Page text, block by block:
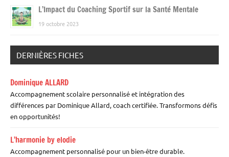
L’Impact du Coaching Sportif sur la Santé Mentale
19 octobre 2023
DERNIÈRES FICHES
Dominique ALLARD
Accompagnement scolaire personnalisé et intégration des
différences par Dominique Allard, coach certifiée. Transformons défis
en opportunités!
L’harmonie by elodie
Accompagnement personnalisé pour un bien-être durable.